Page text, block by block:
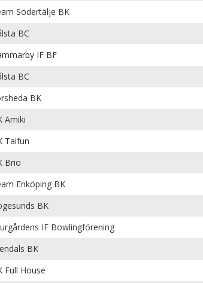
Södertälje BK
BC
IF BF
BC
BK
Amiki
Taifun
Brio
Enköping BK
BK
IF Bowlingförening
BK
Full House